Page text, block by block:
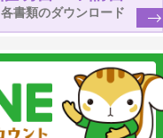
各書類のダウンロード